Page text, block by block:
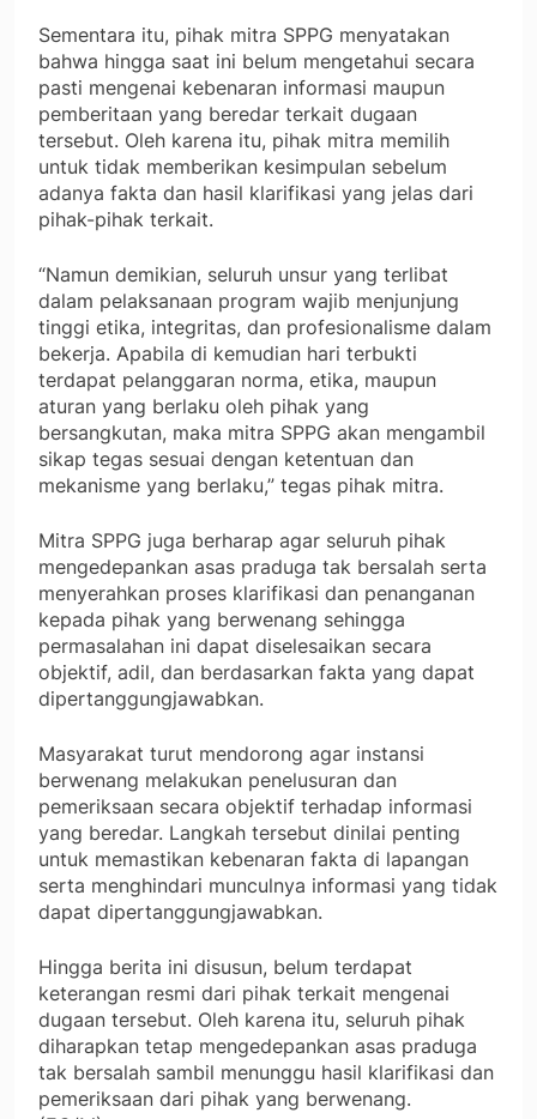
Sementara itu, pihak mitra SPPG menyatakan
bahwa hingga saat ini belum mengetahui secara
pasti mengenai kebenaran informasi maupun
pemberitaan yang beredar terkait dugaan
tersebut. Oleh karena itu, pihak mitra memilih
untuk tidak memberikan kesimpulan sebelum
adanya fakta dan hasil klarifikasi yang jelas dari
pihak-pihak terkait.
“Namun demikian, seluruh unsur yang terlibat
dalam pelaksanaan program wajib menjunjung
tinggi etika, integritas, dan profesionalisme dalam
bekerja. Apabila di kemudian hari terbukti
terdapat pelanggaran norma, etika, maupun
aturan yang berlaku oleh pihak yang
bersangkutan, maka mitra SPPG akan mengambil
sikap tegas sesuai dengan ketentuan dan
mekanisme yang berlaku,” tegas pihak mitra.
Mitra SPPG juga berharap agar seluruh pihak
mengedepankan asas praduga tak bersalah serta
menyerahkan proses klarifikasi dan penanganan
kepada pihak yang berwenang sehingga
permasalahan ini dapat diselesaikan secara
objektif, adil, dan berdasarkan fakta yang dapat
dipertanggungjawabkan.
Masyarakat turut mendorong agar instansi
berwenang melakukan penelusuran dan
pemeriksaan secara objektif terhadap informasi
yang beredar. Langkah tersebut dinilai penting
untuk memastikan kebenaran fakta di lapangan
serta menghindari munculnya informasi yang tidak
dapat dipertanggungjawabkan.
Hingga berita ini disusun, belum terdapat
keterangan resmi dari pihak terkait mengenai
dugaan tersebut. Oleh karena itu, seluruh pihak
diharapkan tetap mengedepankan asas praduga
tak bersalah sambil menunggu hasil klarifikasi dan
pemeriksaan dari pihak yang berwenang.